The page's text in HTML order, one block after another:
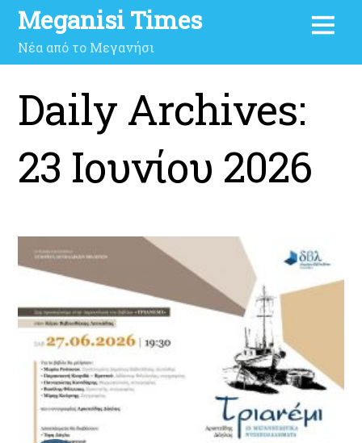
Meganisi Times
Νέα από το Μεγανήσι
Daily Archives:
23 Ιουνίου 2026